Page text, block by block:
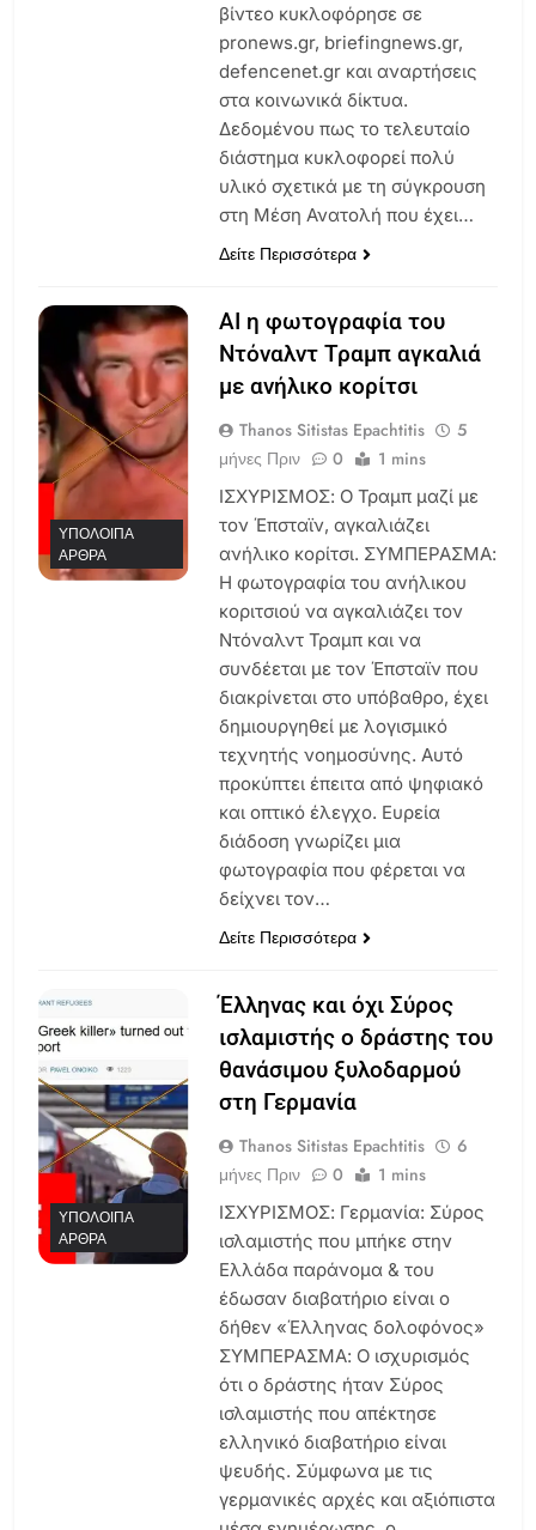
βίντεο κυκλοφόρησε σε
pronews.gr, briefingnews.gr,
defencenet.gr και αναρτήσεις
στα κοινωνικά δίκτυα.
Δεδομένου πως το τελευταίο
διάστημα κυκλοφορεί πολύ
υλικό σχετικά με τη σύγκρουση
στη Μέση Ανατολή που έχει…
Δείτε Περισσότερα
ΥΠΌΛΟΙΠΑ
ΆΡΘΡΑ
AI η φωτογραφία του
Ντόναλντ Τραμπ αγκαλιά
με ανήλικο κορίτσι
Thanos Sitistas Epachtitis
5
μήνες Πριν
0 1 mins
ΙΣΧΥΡΙΣΜΟΣ: Ο Τραμπ μαζί με
τον Έπσταϊν, αγκαλιάζει
ανήλικο κορίτσι. ΣΥΜΠΕΡΑΣΜΑ:
Η φωτογραφία του ανήλικου
κοριτσιού να αγκαλιάζει τον
Ντόναλντ Τραμπ και να
συνδέεται με τον Έπσταϊν που
διακρίνεται στο υπόβαθρο, έχει
δημιουργηθεί με λογισμικό
τεχνητής νοημοσύνης. Αυτό
προκύπτει έπειτα από ψηφιακό
και οπτικό έλεγχο. Ευρεία
διάδοση γνωρίζει μια
φωτογραφία που φέρεται να
δείχνει τον…
Δείτε Περισσότερα
ΥΠΌΛΟΙΠΑ
ΆΡΘΡΑ
Έλληνας και όχι Σύρος
ισλαμιστής ο δράστης του
θανάσιμου ξυλοδαρμού
στη Γερμανία
Thanos Sitistas Epachtitis
6
μήνες Πριν
0 1 mins
ΙΣΧΥΡΙΣΜΟΣ: Γερμανία: Σύρος
ισλαμιστής που μπήκε στην
Ελλάδα παράνομα & του
έδωσαν διαβατήριο είναι ο
δήθεν «Έλληνας δολοφόνος»
ΣΥΜΠΕΡΑΣΜΑ: Ο ισχυρισμός
ότι ο δράστης ήταν Σύρος
ισλαμιστής που απέκτησε
ελληνικό διαβατήριο είναι
ψευδής. Σύμφωνα με τις
γερμανικές αρχές και αξιόπιστα